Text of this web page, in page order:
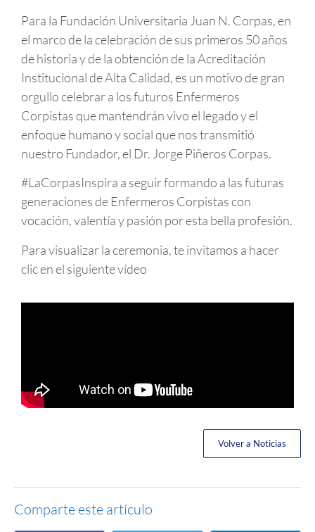
Para la Fundación Universitaria Juan N. Corpas, en
el marco de la celebración de sus primeros 50 años
de historia y de la obtención de la Acreditación
Institucional de Alta Calidad, es un motivo de gran
orgullo celebrar a los futuros Enfermeros
Corpistas que mantendrán vivo el legado y el
enfoque humano y social que nos transmitió
nuestro Fundador, el Dr. Jorge Piñeros Corpas.
#LaCorpasInspira a seguir formando a las futuras
generaciones de Enfermeros Corpistas con
vocación, valentía y pasión por esta bella profesión.
Para visualizar la ceremonia, te invitamos a hacer
clic en el siguiente vídeo
Volver a Noticias
Comparte este artículo